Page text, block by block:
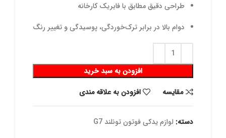
طراحی دقیق مطابق با فابریک کارخانه
دوام بالا در برابر ترک‌خوردگی، پوسیدگی و تغییر رنگ
افزودن به سبد خرید
مقايسه
افزودن به علاقه مندی
دسته: لوازم یدکی فوتون تونلند G7